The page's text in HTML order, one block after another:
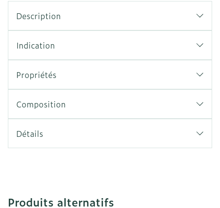
Description
Indication
Propriétés
Composition
Détails
Produits alternatifs